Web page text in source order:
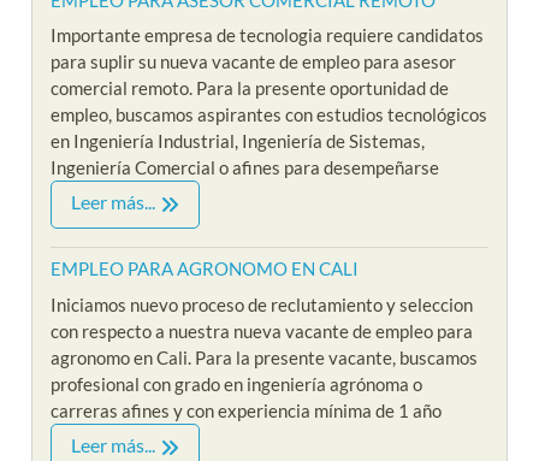
Importante empresa de tecnologia requiere candidatos
para suplir su nueva vacante de empleo para asesor
comercial remoto. Para la presente oportunidad de
empleo, buscamos aspirantes con estudios tecnológicos
en Ingeniería Industrial, Ingeniería de Sistemas,
Ingeniería Comercial o afines para desempeñarse
Leer más...
EMPLEO PARA AGRONOMO EN CALI
Iniciamos nuevo proceso de reclutamiento y seleccion
con respecto a nuestra nueva vacante de empleo para
agronomo en Cali. Para la presente vacante, buscamos
profesional con grado en ingeniería agrónoma o
carreras afines y con experiencia mínima de 1 año
Leer más...